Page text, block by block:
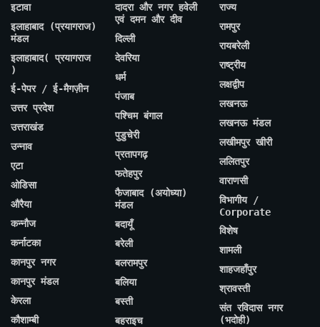
इटावा
इलाहाबाद (प्रयागराज)
मंडल
इलाहाबाद( प्रयागराज
)
ई-पेपर / ई-मैगज़ीन
उत्तर प्रदेश
उत्तराखंड
उन्नाव
एटा
ओडिसा
औरैया
कन्नौज
कर्नाटका
कानपुर नगर
कानपुर मंडल
केरला
कौशाम्बी
दादरा और नगर हवेली
एवं दमन और दीव
दिल्ली
देवरिया
धर्म
पंजाब
पश्चिम बंगाल
पुडुचेरी
प्रतापगढ़
फतेहपुर
फैजाबाद (अयोध्या)
मंडल
बदायूँ
बरेली
बलरामपुर
बलिया
बस्ती
बहराइच
राज्य
रामपुर
रायबरेली
राष्ट्रीय
लक्षद्वीप
लखनऊ
लखनऊ मंडल
लखीमपुर खीरी
ललितपुर
वाराणसी
विभागीय /
Corporate
विशेष
शामली
शाहजहाँपुर
श्रावस्ती
संत रविदास नगर
(भदोही)